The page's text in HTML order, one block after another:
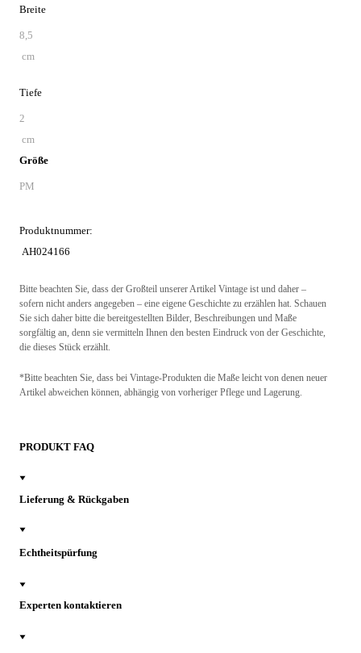
Breite
8,5
cm
Tiefe
2
cm
Größe
PM
Produktnummer:
AH024166
Bitte beachten Sie, dass der Großteil unserer Artikel Vintage ist und daher –
sofern nicht anders angegeben – eine eigene Geschichte zu erzählen hat. Schauen
Sie sich daher bitte die bereitgestellten Bilder, Beschreibungen und Maße
sorgfältig an, denn sie vermitteln Ihnen den besten Eindruck von der Geschichte,
die dieses Stück erzählt.
*Bitte beachten Sie, dass bei Vintage-Produkten die Maße leicht von denen neuer
Artikel abweichen können, abhängig von vorheriger Pflege und Lagerung.
PRODUKT FAQ
Lieferung & Rückgaben
Echtheitspürfung
Experten kontaktieren